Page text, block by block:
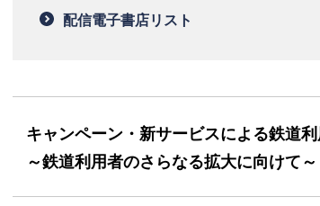
配信電子書店リスト
キャンペーン・新サービスによる鉄道
～鉄道利用者のさらなる拡大に向けて～